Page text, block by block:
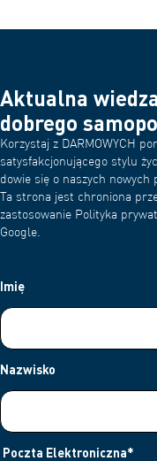
Aktualna
dobrego
Korzystaj z DARMOWYCH
satysfakcjonującego stylu
dowie się o naszych nowych
Ta strona jest chroniona
zastosowanie Polityka
Google.
Imię
Nazwisko
Poczta Elektroniczna*